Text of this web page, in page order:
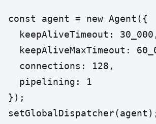
const agent = new Agent({
keepAliveTimeout:
keepAliveMaxTimeout:
  connections: 128,
  pipelining: 1
});